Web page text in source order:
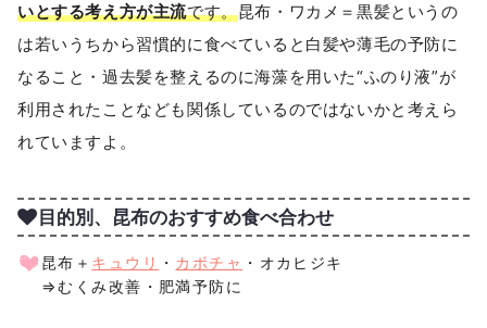
いとする考え方が主流です。昆布・ワカメ＝黒髪というの
は若いうちから習慣的に食べていると白髪や薄毛の予防に
なること・過去髪を整えるのに海藻を用いた“ふのり液”が
利用されたことなども関係しているのではないかと考えら
れていますよ。
目的別、昆布のおすすめ食べ合わせ
昆布＋ キュウリ ・ カボチャ ・オカヒジキ
⇒むくみ改善・肥満予防に